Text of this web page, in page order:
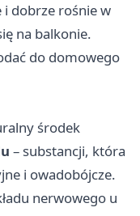
i dobrze rośnie w
na balkonie.
do domowego
środek
– substancji, która
i owadobójcze.
nerwowego u